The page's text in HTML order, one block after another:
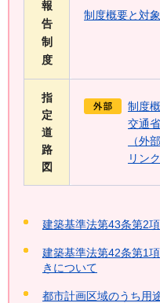
報
告
制
度
制度概要と対象
指
定
道
路
図
制度
交通省
（外
リンク
建築基準法第43条第2
建築基準法第42条第1
きについて
都市計画区域のうち用